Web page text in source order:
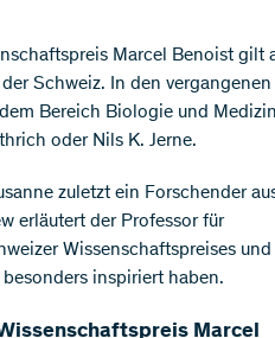
Marcel Benoist gilt
Schweiz. In den vergangenen
Bereich Biologie und
oder Nils K. Jerne.
zuletzt ein Forschender
erläutert der Professor für
Wissenschaftspreises und
inspiriert haben.
Marcel